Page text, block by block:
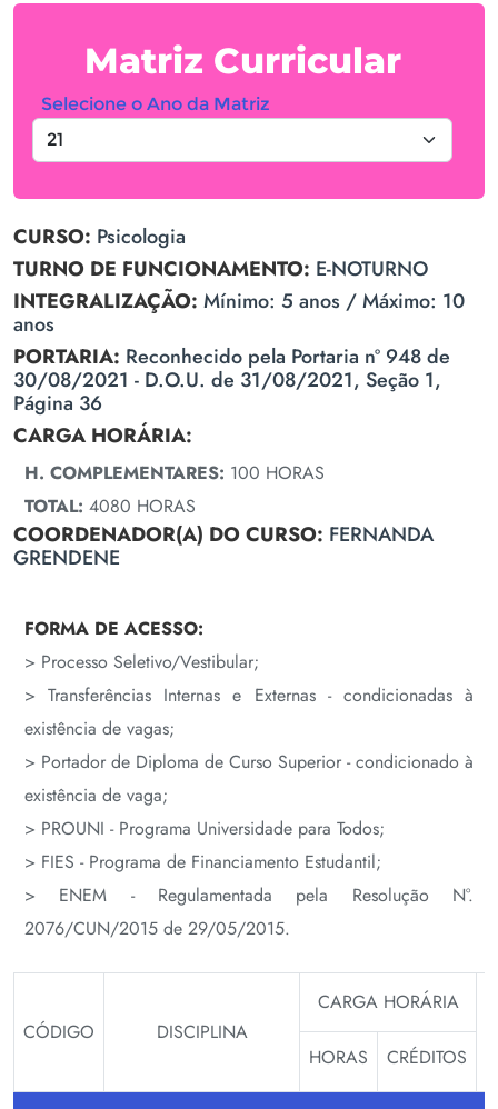
Matriz Curricular
Selecione o Ano da Matriz
CURSO: Psicologia
TURNO DE FUNCIONAMENTO: E-NOTURNO
INTEGRALIZAÇÃO: Mínimo: 5 anos / Máximo: 10
anos
PORTARIA: Reconhecido pela Portaria nº 948 de
30/08/2021 - D.O.U. de 31/08/2021, Seção 1,
Página 36
CARGA HORÁRIA:
H. COMPLEMENTARES: 100 HORAS
TOTAL: 4080 HORAS
COORDENADOR(A) DO CURSO: FERNANDA
GRENDENE
FORMA DE ACESSO:
> Processo Seletivo/Vestibular;
> Transferências Internas e Externas - condicionadas à
existência de vagas;
> Portador de Diploma de Curso Superior - condicionado à
existência de vaga;
> PROUNI - Programa Universidade para Todos;
> FIES - Programa de Financiamento Estudantil;
> ENEM - Regulamentada pela Resolução N°.
2076/CUN/2015 de 29/05/2015.
CÓDIGO DISCIPLINA
CARGA HORÁRIA
HORAS CRÉDITOS